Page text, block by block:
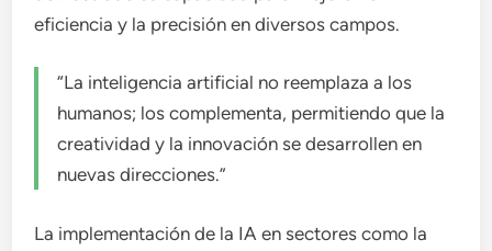
eficiencia y la precisión en diversos campos.
“La inteligencia artificial no reemplaza a los
humanos; los complementa, permitiendo que la
creatividad y la innovación se desarrollen en
nuevas direcciones.”
La implementación de la IA en sectores como la